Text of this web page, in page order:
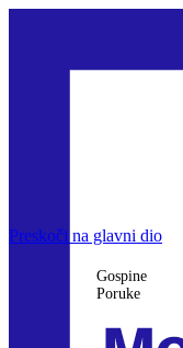
Preskoči na glavni dio
Gospine
Poruke